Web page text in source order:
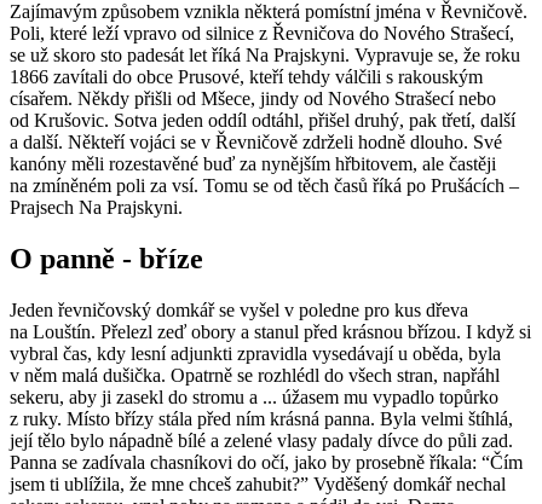
Zajímavým způsobem vznikla některá pomístní jména v Řevničově.
Poli, které leží vpravo od silnice z Řevničova do Nového Strašecí,
se už skoro sto padesát let říká Na Prajskyni. Vypravuje se, že roku
1866 zavítali do obce Prusové, kteří tehdy válčili s rakouským
císařem. Někdy přišli od Mšece, jindy od Nového Strašecí nebo
od Krušovic. Sotva jeden oddíl odtáhl, přišel druhý, pak třetí, další
a další. Někteří vojáci se v Řevničově zdrželi hodně dlouho. Své
kanóny měli rozestavěné buď za nynějším hřbitovem, ale častěji
na zmíněném poli za vsí. Tomu se od těch časů říká po Prušácích –
Prajsech Na Prajskyni.
O panně - bříze
Jeden řevničovský domkář se vyšel v poledne pro kus dřeva
na Louštín. Přelezl zeď obory a stanul před krásnou břízou. I když si
vybral čas, kdy lesní adjunkti zpravidla vysedávají u oběda, byla
v něm malá dušička. Opatrně se rozhlédl do všech stran, napřáhl
sekeru, aby ji zasekl do stromu a ... úžasem mu vypadlo topůrko
z ruky. Místo břízy stála před ním krásná panna. Byla velmi štíhlá,
její tělo bylo nápadně bílé a zelené vlasy padaly dívce do půli zad.
Panna se zadívala chasníkovi do očí, jako by prosebně říkala: “Čím
jsem ti ublížila, že mne chceš zahubit?” Vyděšený domkář nechal